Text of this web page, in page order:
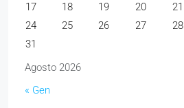
Agosto 2026
17
18 19 20 21
24
25 26 27 28
31
« Gen